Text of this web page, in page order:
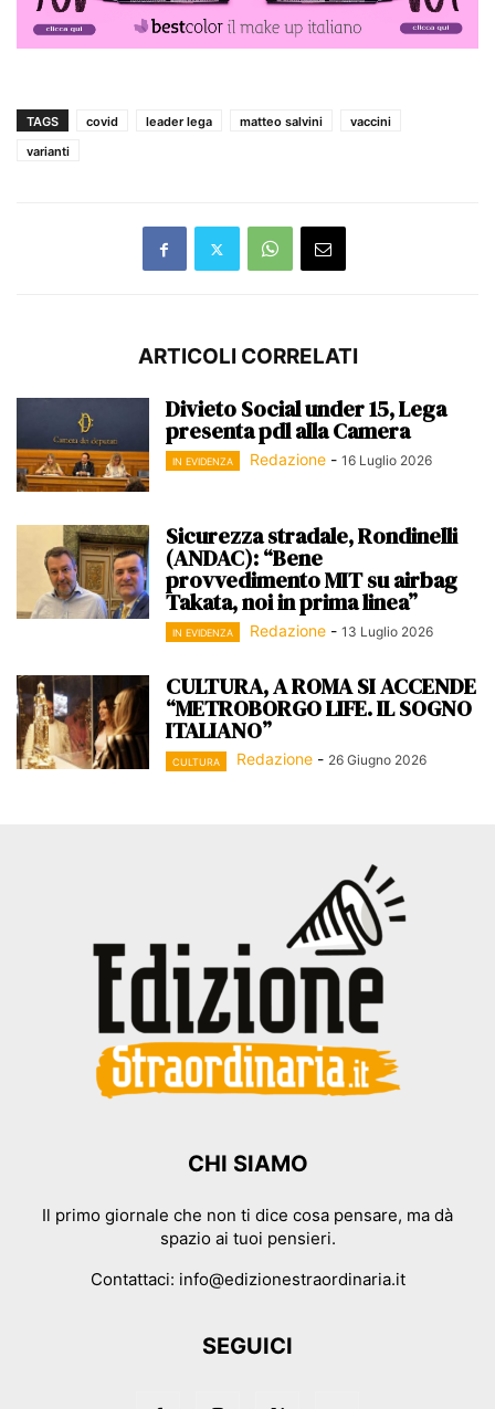
TAGS covid leader lega matteo salvini
vaccini
varianti
ARTICOLI CORRELATI
Divieto Social under 15, Lega
presenta pdl alla Camera
IN EVIDENZA Redazione - 16 Luglio 2026
Sicurezza stradale, Rondinelli
(ANDAC): “Bene
provvedimento MIT su airbag
Takata, noi in prima linea”
IN EVIDENZA Redazione - 13 Luglio 2026
CULTURA, A ROMA SI ACCENDE
“METROBORGO LIFE. IL SOGNO
ITALIANO”
CULTURA Redazione - 26 Giugno 2026
CHI SIAMO
Il primo giornale che non ti dice cosa pensare, ma dà
spazio ai tuoi pensieri.
Contattaci: info@edizionestraordinaria.it
SEGUICI